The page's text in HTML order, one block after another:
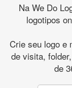
Na We Do
logotipos
Crie seu logo e
de visita,
de